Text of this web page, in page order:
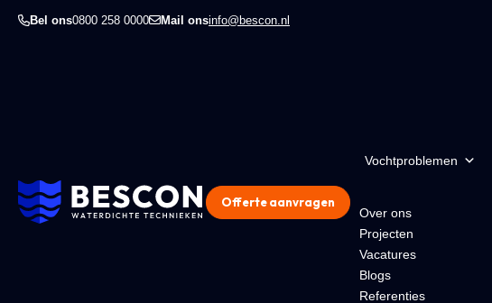
Bel ons0800 258 0000 Mail onsinfo@bescon.nl
Vochtproblemen
Over ons
Projecten
Vacatures
Blogs
Referenties
Offerte aanvragen